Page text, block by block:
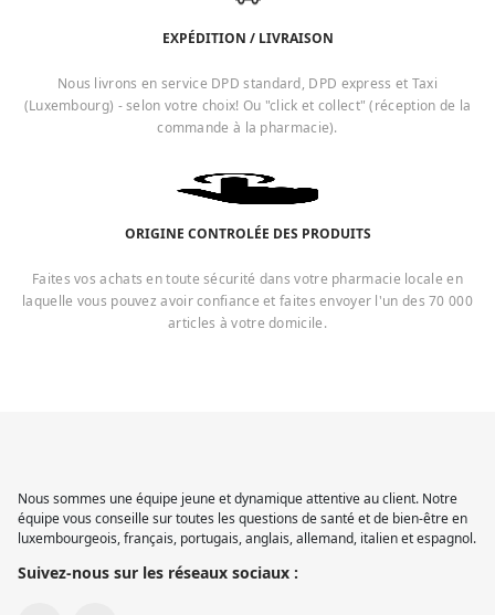
EXPÉDITION / LIVRAISON
Nous livrons en service DPD standard, DPD express et Taxi
(Luxembourg) - selon votre choix! Ou "click et collect" (réception de la
commande à la pharmacie).
ORIGINE CONTROLÉE DES PRODUITS
Faites vos achats en toute sécurité dans votre pharmacie locale en
laquelle vous pouvez avoir confiance et faites envoyer l'un des 70 000
articles à votre domicile.
Nous sommes une équipe jeune et dynamique attentive au client. Notre
équipe vous conseille sur toutes les questions de santé et de bien-être en
luxembourgeois, français, portugais, anglais, allemand, italien et espagnol.
Suivez-nous sur les réseaux sociaux :